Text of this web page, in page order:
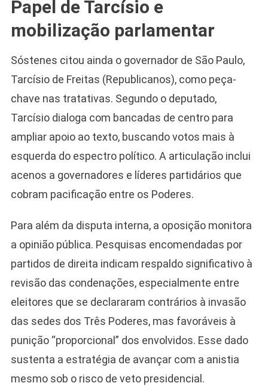
Papel de Tarcísio e
mobilização parlamentar
Sóstenes citou ainda o governador de São Paulo,
Tarcísio de Freitas (Republicanos), como peça-
chave nas tratativas. Segundo o deputado,
Tarcísio dialoga com bancadas de centro para
ampliar apoio ao texto, buscando votos mais à
esquerda do espectro político. A articulação inclui
acenos a governadores e líderes partidários que
cobram pacificação entre os Poderes.
Para além da disputa interna, a oposição monitora
a opinião pública. Pesquisas encomendadas por
partidos de direita indicam respaldo significativo à
revisão das condenações, especialmente entre
eleitores que se declararam contrários à invasão
das sedes dos Três Poderes, mas favoráveis à
punição “proporcional” dos envolvidos. Esse dado
sustenta a estratégia de avançar com a anistia
mesmo sob o risco de veto presidencial.